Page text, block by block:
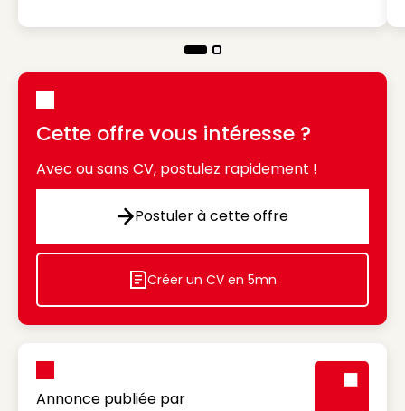
Cette offre vous intéresse ?
Avec ou sans CV, postulez rapidement !
Postuler à cette offre
Postuler à cette offre
Icon decorative
Créer un CV en 5mn
Annonce publiée par